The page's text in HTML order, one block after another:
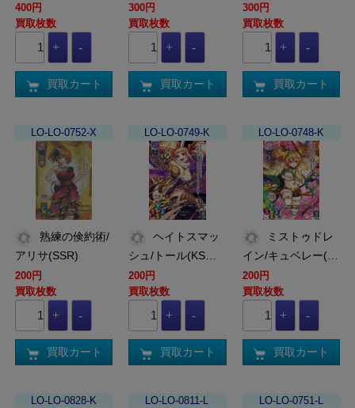
400円
買取枚数
買取カート
300円
買取枚数
買取カート
300円
買取枚数
買取カート
LO-LO-0752-X
アリサ(SSR)
200円
買取枚数
買取カート
LO-LO-0749-K
ヘイトスマッ
シュ/トール(KS…
200円
買取枚数
買取カート
LO-LO-0748-K
イン/キュベレー(…
200円
買取枚数
買取カート
LO-LO-0828-K LO-LO-0811-L LO-LO-0751-L